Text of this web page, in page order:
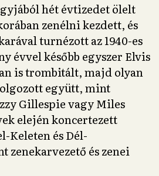
hét évtizedet ölelt
zenélni kezdett, és
turnézott az 1940-es
évvel később egyszer Elvis
is trombitált, majd olyan
együtt, mint
Gillespie vagy Miles
elején koncertezett
Keleten és Dél-
zenekarvezető és zenei